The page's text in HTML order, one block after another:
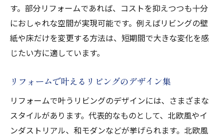
す。部分リフォームであれば、コストを抑えつつも十分
におしゃれな空間が実現可能です。例えばリビングの壁
紙や床だけを変更する方法は、短期間で大きな変化を感
じたい方に適しています。
リフォームで叶えるリビングのデザイン集
リフォームで叶うリビングのデザインには、さまざまな
スタイルがあります。代表的なものとして、北欧風やイ
ンダストリアル、和モダンなどが挙げられます。北欧風